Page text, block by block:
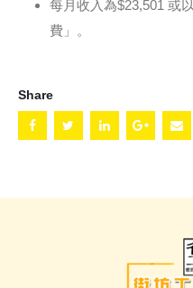
每月收入為$23,501 或
費」。
Share